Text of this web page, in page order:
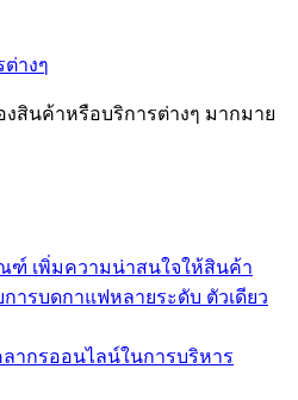
างๆ
สินค้าหรือบริการต่างๆ มากมาย
ฑ์ เพิ่มความน่าสนใจให้สินค้า
การบดกาแฟหลายระดับ ตัวเดียว
ากรออนไลน์ในการบริหาร